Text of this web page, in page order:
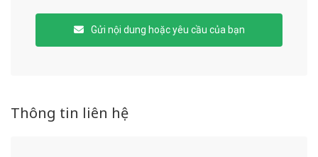
Gửi nội dung hoặc yêu cầu của bạn
Thông tin liên hệ